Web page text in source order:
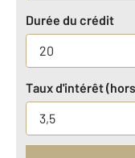
Durée du crédit
Taux d'intérêt